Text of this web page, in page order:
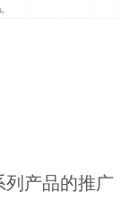
列产品的推广